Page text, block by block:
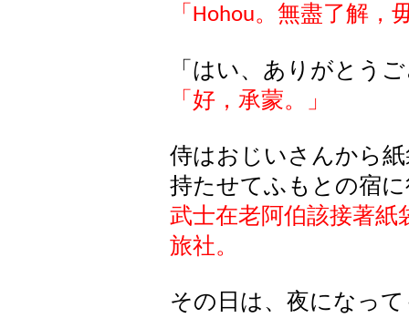
「 Hohou。無盡了解，
「はい、ありがとう
「好，承蒙。」
侍はおじいさんから
持たせてふもとの宿
武士在老阿伯該接著紙
旅社。
その日は、夜になっ